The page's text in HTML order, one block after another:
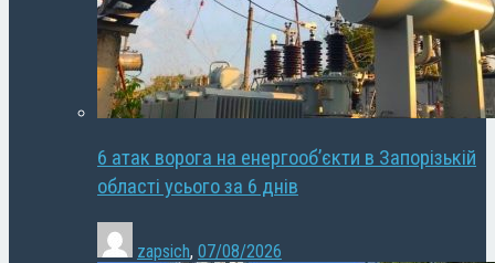
6 атак ворога на енергооб’єкти в Запорізькій
області усього за 6 днів
zapsich, 07/08/2026